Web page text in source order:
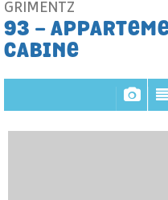
93 -
CABINE
GRIMENTZ